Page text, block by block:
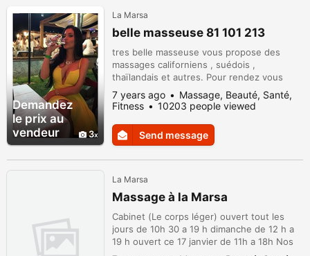
Demandez
le prix au
vendeur
3
La Marsa
belle masseuse 81 101 213
tres belle masseuse vous propose des
massages californiens , suédois ,
thaïlandais et autres. Pour rendez vous
appelez au 81 101 213
7 years ago
Massage, Beauté, Santé,
Fitness
10203 people viewed
Send message
La Marsa
Massage à la Marsa
Cabinet (Le corps léger) ouvert tout les
jours de 10h 30 a 19 h dimanche de 12 h a
19 h ouvert ce 17 janvier de 11h a 18h Nos